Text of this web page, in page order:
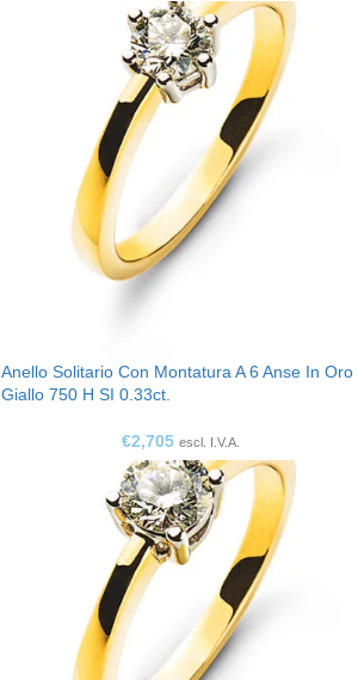
Anello Solitario Con Montatura A 6 Anse In Oro
Giallo 750 H SI 0.33ct.
€2,705 escl. I.V.A.